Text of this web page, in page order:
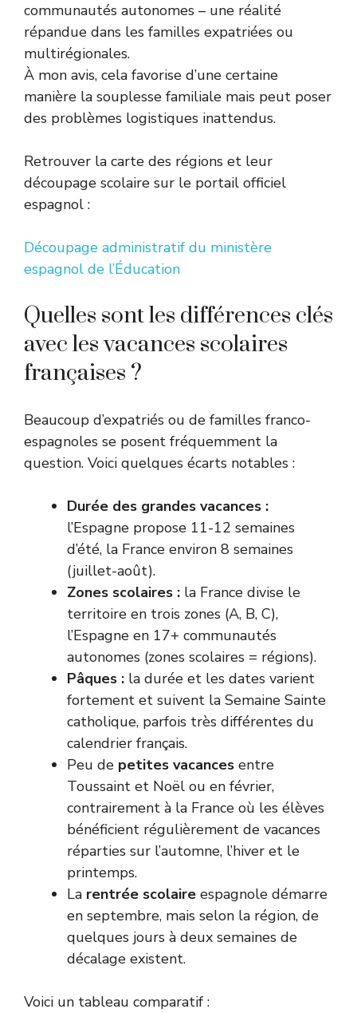
communautés autonomes – une réalité
répandue dans les familles expatriées ou
multirégionales.
À mon avis, cela favorise d’une certaine
manière la souplesse familiale mais peut poser
des problèmes logistiques inattendus.
Retrouver la carte des régions et leur
découpage scolaire sur le portail officiel
espagnol :
Découpage administratif du ministère
espagnol de l’Éducation
Quelles sont les différences clés
avec les vacances scolaires
françaises ?
Beaucoup d’expatriés ou de familles franco-
espagnoles se posent fréquemment la
question. Voici quelques écarts notables :
Durée des grandes vacances :
l’Espagne propose 11-12 semaines
d’été, la France environ 8 semaines
(juillet-août).
Zones scolaires : la France divise le
territoire en trois zones (A, B, C),
l’Espagne en 17+ communautés
autonomes (zones scolaires = régions).
Pâques : la durée et les dates varient
fortement et suivent la Semaine Sainte
catholique, parfois très différentes du
calendrier français.
Peu de petites vacances entre
Toussaint et Noël ou en février,
contrairement à la France où les élèves
bénéficient régulièrement de vacances
réparties sur l’automne, l’hiver et le
printemps.
La rentrée scolaire espagnole démarre
en septembre, mais selon la région, de
quelques jours à deux semaines de
décalage existent.
Voici un tableau comparatif :